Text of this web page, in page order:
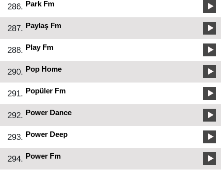
286. Park Fm
287. Paylaş Fm
288. Play Fm
290. Pop Home
291. Popüler Fm
292. Power Dance
293. Power Deep
294. Power Fm